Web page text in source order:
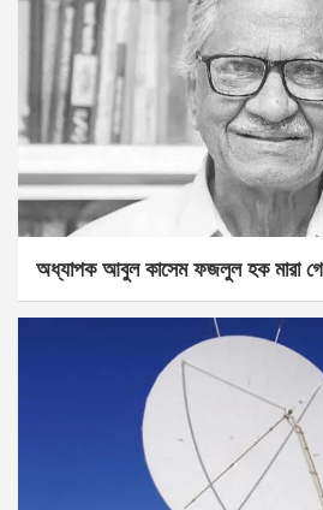
অধ্যাপক আবুল কাসেম ফজলুল হক মারা